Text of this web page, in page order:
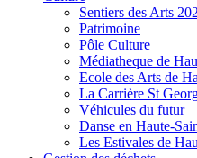
Sentiers des Arts
Patrimoine
Pôle Culture
Médiatheque de
Ecole des Arts de
La Carrière St
Véhicules du futur
Danse en Haute-
Les Estivales de